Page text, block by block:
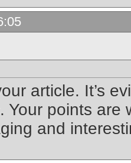
article. It’s
Your points are
and